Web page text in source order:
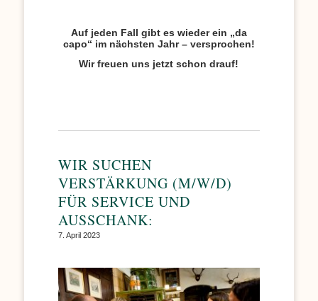
Auf jeden Fall gibt es wieder ein „da
capo“ im nächsten Jahr – versprochen!
Wir freuen uns jetzt schon drauf!
WIR SUCHEN
VERSTÄRKUNG (M/W/D)
FÜR SERVICE UND
AUSSCHANK:
7. April 2023